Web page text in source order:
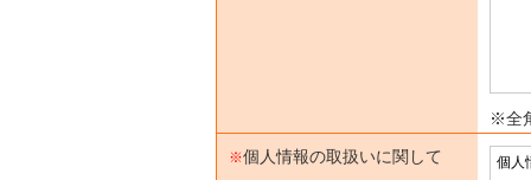
※全
※個人情報の取扱いに関して